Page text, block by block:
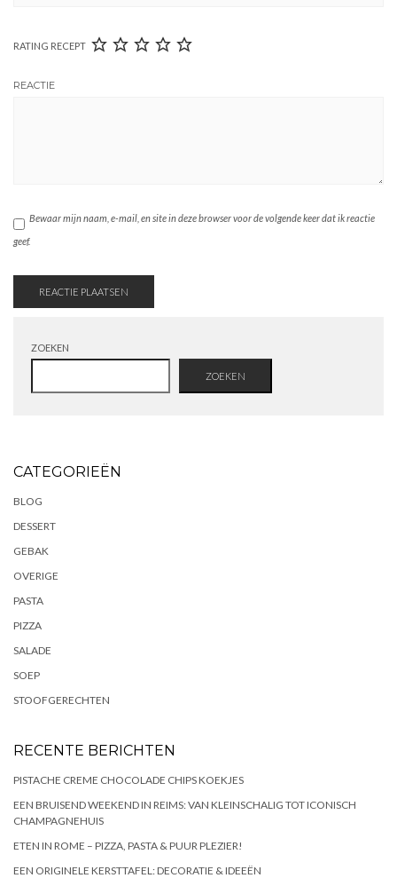
RATING RECEPT
REACTIE
Bewaar mijn naam, e-mail, en site in deze browser voor de volgende keer dat ik reactie
geef.
ZOEKEN
ZOEKEN
CATEGORIEËN
BLOG
DESSERT
GEBAK
OVERIGE
PASTA
PIZZA
SALADE
SOEP
STOOFGERECHTEN
RECENTE BERICHTEN
PISTACHE CREME CHOCOLADE CHIPS KOEKJES
EEN BRUISEND WEEKEND IN REIMS: VAN KLEINSCHALIG TOT ICONISCH
CHAMPAGNEHUIS
ETEN IN ROME – PIZZA, PASTA & PUUR PLEZIER!
EEN ORIGINELE KERSTTAFEL: DECORATIE & IDEEËN